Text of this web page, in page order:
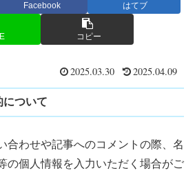
Facebook はてブ
コピー
2025.03.30 2025.04.09
について
合わせや記事へのコメントの際、名
の個人情報を入力いただく場合がご